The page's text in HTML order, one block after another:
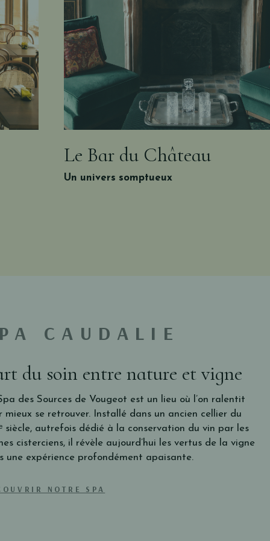
Le Bar du Château
Un univers somptueux
CAUDALIE
du soin entre nature et vigne
des Sources de Vougeot est un lieu où l’on ralentit
mieux se retrouver. Installé dans un ancien cellier du
siècle, autrefois dédié à la conservation du vin par les
cisterciens, il révèle aujourd’hui les vertus de la vigne
une expérience profondément apaisante.
NOTRE SPA